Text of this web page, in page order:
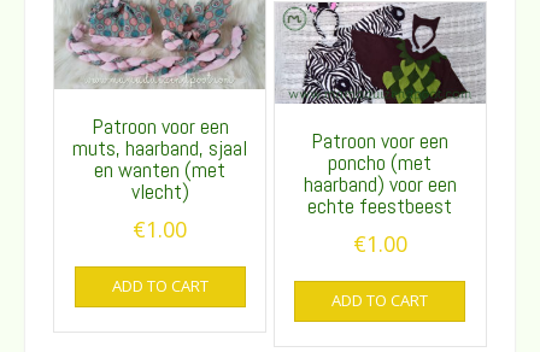
Patroon voor een
muts, haarband, sjaal
en wanten (met
vlecht)
€1.00
ADD TO CART
Patroon voor een
poncho (met
haarband) voor een
echte feestbeest
€1.00
ADD TO CART